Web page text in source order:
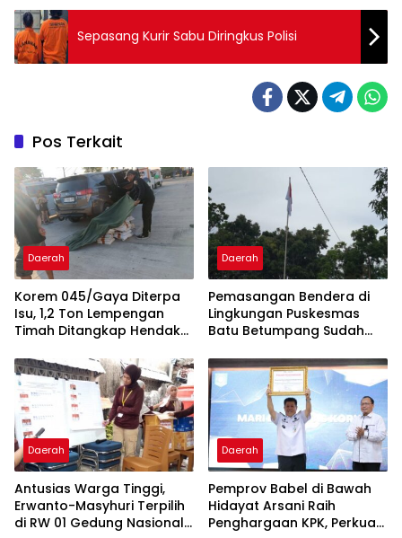
Sepasang Kurir Sabu Diringkus Polisi
Pos Terkait
Daerah
Korem 045/Gaya Diterpa
Isu, 1,2 Ton Lempengan
Timah Ditangkap Hendak
Daerah
Pemasangan Bendera di
Lingkungan Puskesmas
Batu Betumpang Sudah
Daerah
Antusias Warga Tinggi,
Erwanto-Masyhuri Terpilih
di RW 01 Gedung Nasional
Daerah
Pemprov Babel di Bawah
Hidayat Arsani Raih
Penghargaan KPK, Perkuat